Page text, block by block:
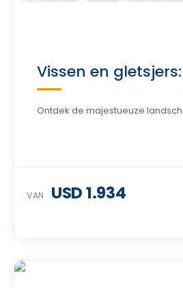
Vissen en
Ontdek de majestueuze
VAN USD 1.934